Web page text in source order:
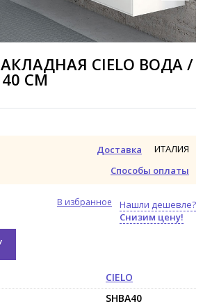
CIELO ВОДА /
40 СМ
Доставка
Способы оплаты
ИТАЛИЯ
Нашли дешевле?
Снизим цену!
В избранное
CIELO
SHBA40